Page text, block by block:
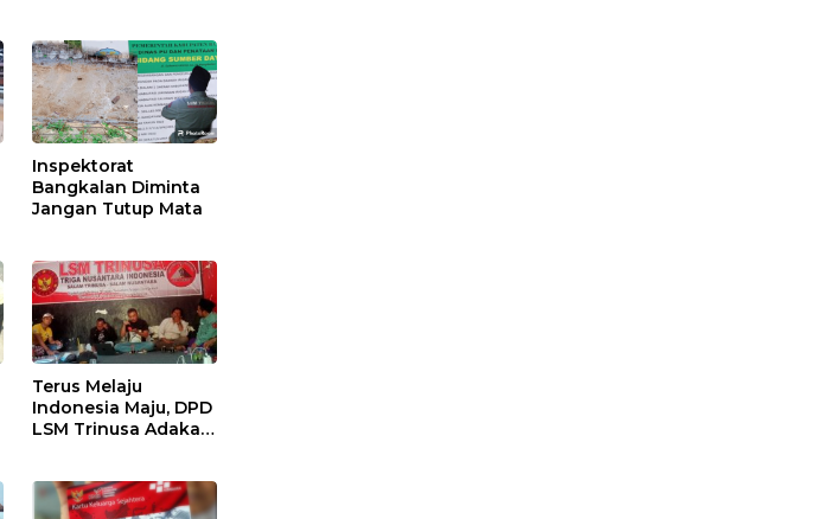
Inspektorat
Bangkalan Diminta
Jangan Tutup Mata
Terus Melaju
Indonesia Maju, DPD
LSM Trinusa Adakan